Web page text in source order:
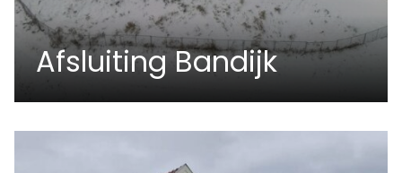
Afsluiting Bandijk